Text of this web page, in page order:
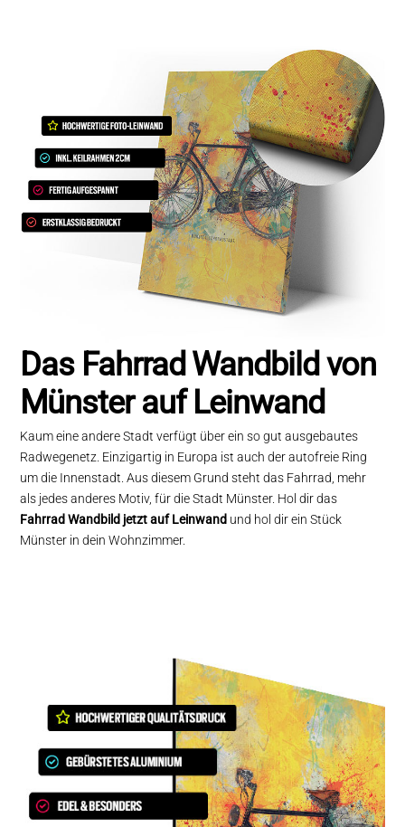
Das Fahrrad Wandbild von
Münster auf Leinwand
Kaum eine andere Stadt verfügt über ein so gut ausgebautes
Radwegenetz. Einzigartig in Europa ist auch der autofreie Ring
um die Innenstadt. Aus diesem Grund steht das Fahrrad, mehr
als jedes anderes Motiv, für die Stadt Münster. Hol dir das
Fahrrad Wandbild jetzt auf Leinwand und hol dir ein Stück
Münster in dein Wohnzimmer.